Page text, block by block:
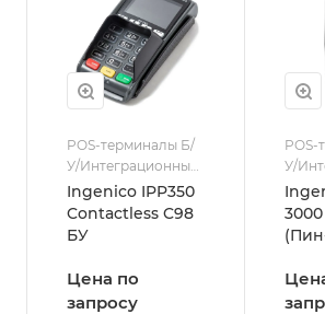
POS-терминалы Б/
У/Интеграционные
POS-терминалы с
ККТ
Ingenico IPP350
Contactless C98
БУ
Цена по
запросу
POS-
У/
POS-
ККТ